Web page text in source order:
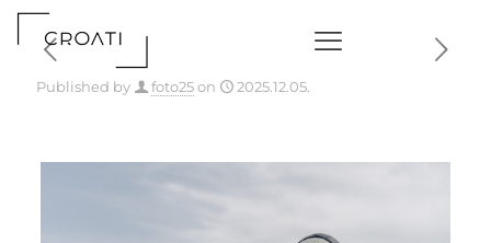
Published by foto25on 2025.12.05.